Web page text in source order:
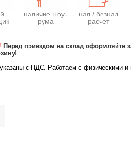
наличие шоу-
рума
нал / безнал
расчет
Перед приездом на склад оформляйте
с НДС. Работаем с физическими и